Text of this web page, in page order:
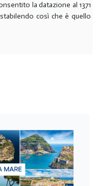
la datazione al 1371
così che è quello